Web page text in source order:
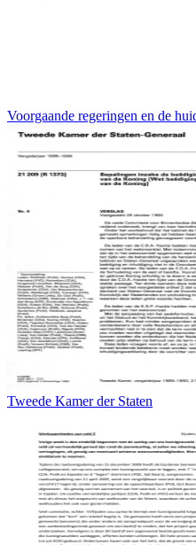
Voorgaande regeringen en de
Tweede Kamer der Staten